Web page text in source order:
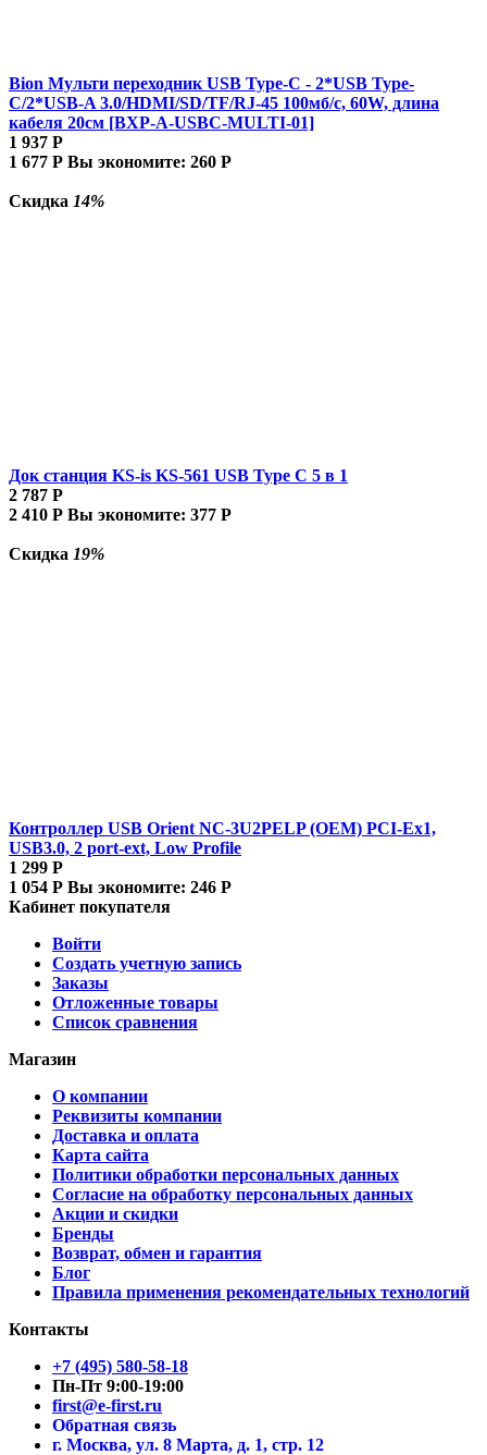
Bion Мульти переходник USB Type-C - 2*USB Type-
C/2*USB-A 3.0/HDMI/SD/TF/RJ-45 100мб/с, 60W, длина
кабеля 20см [BXP-A-USBC-MULTI-01]
1 937 Р
1 677 Р Вы экономите: 260 Р
Скидка 14%
Док станция KS-is KS-561 USB Type C 5 в 1
2 787 Р
2 410 Р Вы экономите: 377 Р
Скидка 19%
Контроллер USB Orient NC-3U2PELP (OEM) PCI-Ex1,
USB3.0, 2 port-ext, Low Profile
1 299 Р
1 054 Р Вы экономите: 246 Р
Кабинет покупателя
Войти
Создать учетную запись
Заказы
Отложенные товары
Список сравнения
Магазин
О компании
Реквизиты компании
Доставка и оплата
Карта сайта
Политики обработки персональных данных
Согласие на обработку персональных данных
Акции и скидки
Бренды
Возврат, обмен и гарантия
Блог
Правила применения рекомендательных технологий
Контакты
+7 (495) 580-58-18
Пн-Пт 9:00-19:00
first@e-first.ru
Обратная связь
г. Москва, ул. 8 Марта, д. 1, стр. 12